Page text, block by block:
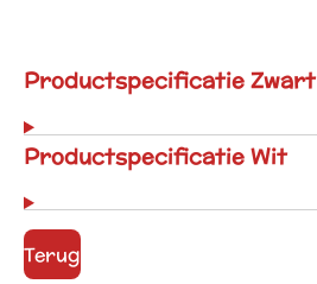
Productspecificatie Zwart
Productspecificatie Wit
Terug